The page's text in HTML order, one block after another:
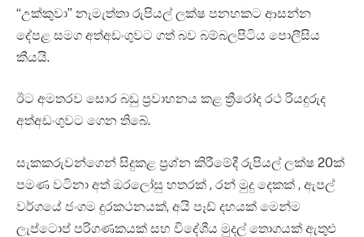
“උක්කුවා” නැමැත්තා රුපියල් ලක්ෂ පනහකට ආසන්න
දේපළ සමග අත්අඩංගුවට ගත් බව බම්බලපිටිය පොලීසිය
කීයයි.
ඊට අමතරව සොර බඩු ප්‍රවාහනය කළ ත්‍රීරෝද රථ රියදුරුද
අත්අඩංගුවට ගෙන තිබේ.
සැකකරුවන්ගෙන් සිදුකළ ප්‍රශ්න කිරීමේදී රුපියල් ලක්ෂ 20ක්
පමණ වටිනා අත් ඔරලෝසු හතරක් , රන් මුදු දෙකක් , ඇපල්
වර්ගයේ ජංගම දුරකථනයක්, අයි පෑඩ් දහයක් මෙන්ම
ලැප්ටොප් පරිගණකයක් සහ විදේශීය මුදල් තොගයක් ඇතුළු